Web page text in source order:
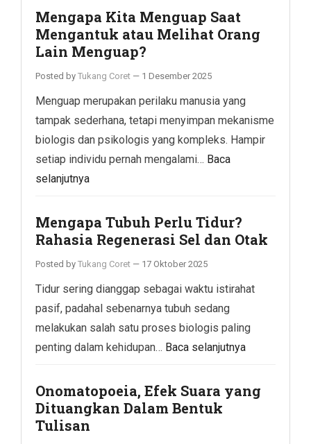
Mengapa Kita Menguap Saat
Mengantuk atau Melihat Orang
Lain Menguap?
Posted by Tukang Coret — 1 Desember 2025
Menguap merupakan perilaku manusia yang
tampak sederhana, tetapi menyimpan mekanisme
biologis dan psikologis yang kompleks. Hampir
setiap individu pernah mengalami… Baca
selanjutnya
Mengapa Tubuh Perlu Tidur?
Rahasia Regenerasi Sel dan Otak
Posted by Tukang Coret — 17 Oktober 2025
Tidur sering dianggap sebagai waktu istirahat
pasif, padahal sebenarnya tubuh sedang
melakukan salah satu proses biologis paling
penting dalam kehidupan… Baca selanjutnya
Onomatopoeia, Efek Suara yang
Dituangkan Dalam Bentuk
Tulisan